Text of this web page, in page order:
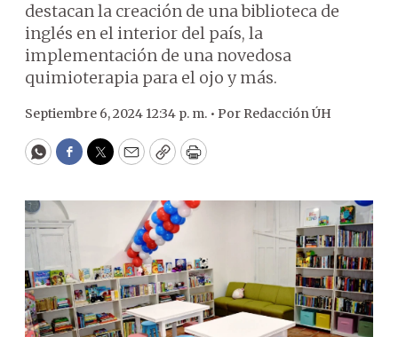
destacan la creación de una biblioteca de
inglés en el interior del país, la
implementación de una novedosa
quimioterapia para el ojo y más.
Septiembre 6, 2024 12:34 p. m. • Por Redacción ÚH
WhatsApp
Facebook
Twitter
EmailCopyPrint